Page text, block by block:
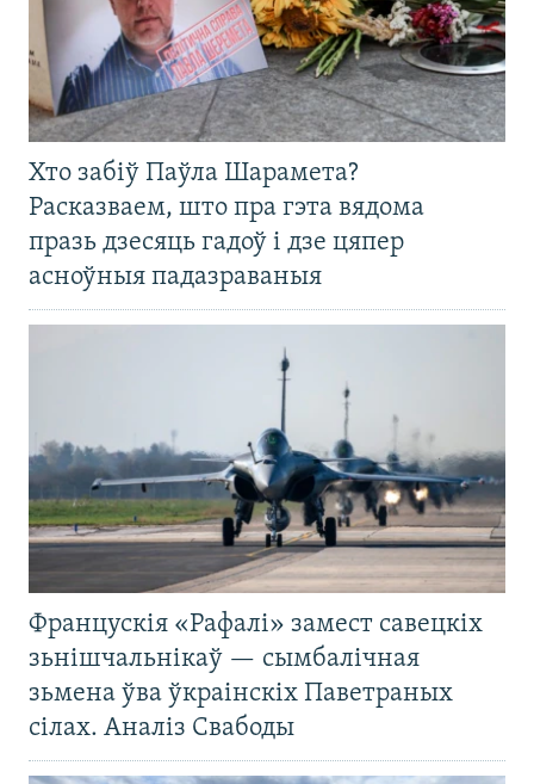
Хто забіў Паўла Шарамета?
Расказваем, што пра гэта вядома
празь дзесяць гадоў і дзе цяпер
асноўныя падазраваныя
Францускія «Рафалі» замест савецкіх
зьнішчальнікаў — сымбалічная
зьмена ўва ўкраінскіх Паветраных
сілах. Аналіз Свабоды